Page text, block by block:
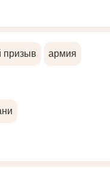
призыв армия